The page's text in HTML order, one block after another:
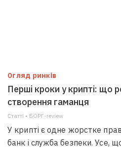
Огляд ринків
Перші кроки у крипті: що
створення гаманця
Статті • БОРГ-review
У крипті є одне жорстке
банк і служба безпеки. Усе,